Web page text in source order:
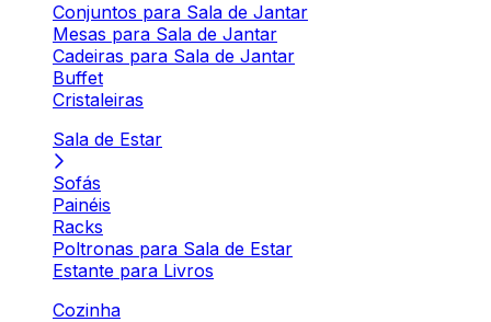
Conjuntos para Sala de Jantar
Mesas para Sala de Jantar
Cadeiras para Sala de Jantar
Buffet
Cristaleiras
Sala de Estar
Sofás
Painéis
Racks
Poltronas para Sala de Estar
Estante para Livros
Cozinha